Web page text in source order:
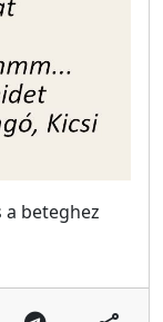
beteghez